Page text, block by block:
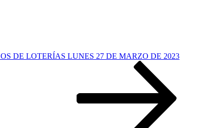
DE LOTERÍAS LUNES 27 DE MARZO DE 2023